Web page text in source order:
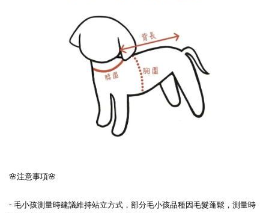
🌸注意事項🌸
- 毛小孩測量時建議維持站立方式，部分毛小孩品種因毛髮蓬鬆，測量時